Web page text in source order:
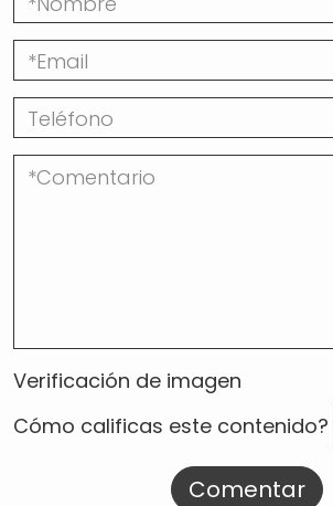
Verificación de imagen
Cómo calificas este contenido?
Comentar